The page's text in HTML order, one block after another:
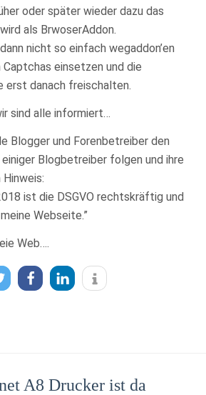
oder später wieder dazu das
als BrwoserAddon.
nicht so einfach wegaddon’en
einsetzen und die
erst danach freischalten.
sind alle informiert…
Blogger und Forenbetreiber den
Blogbetreiber folgen und ihre
ist die DSGVO rechtskräftig und
Webseite.”
Web….
A8 Drucker ist da